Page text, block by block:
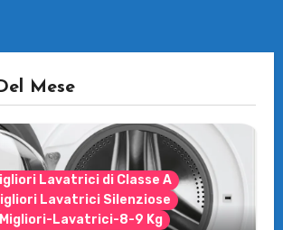
Mese
Lavatrici di Classe A
Lavatrici Silenziose
Migliori-Lavatrici-8-9 Kg